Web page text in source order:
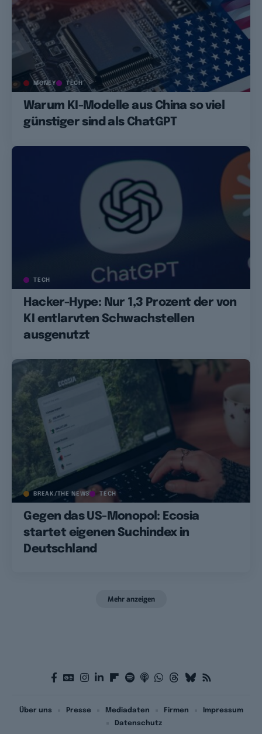
MONEY TECH
Warum KI-Modelle aus China so viel
günstiger sind als ChatGPT
TECH
Hacker-Hype: Nur 1,3 Prozent der von
KI entlarvten Schwachstellen
ausgenutzt
BREAK/THE NEWS TECH
Gegen das US-Monopol: Ecosia
startet eigenen Suchindex in
Deutschland
Mehr anzeigen
Über uns Presse Mediadaten Firmen
Impressum
Datenschutz